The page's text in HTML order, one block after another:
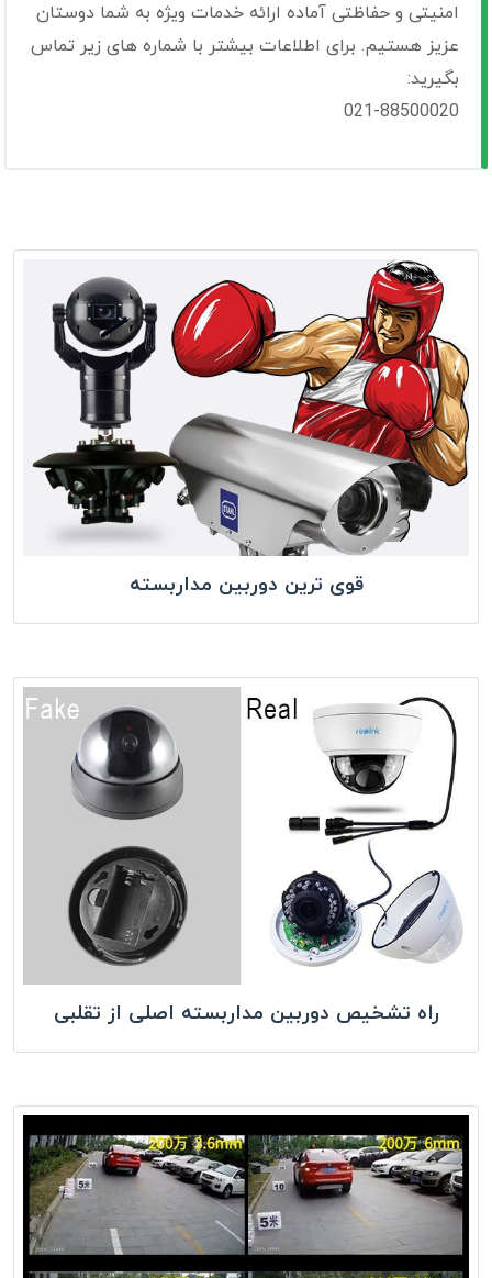
امنیتی و حفاظتی آماده ارائه خدمات ویژه به شما دوستان
عزیز هستیم. برای اطلاعات بیشتر با شماره های زیر تماس
بگیرید:
021-88500020
قوی ترین دوربین مداربسته
راه تشخیص دوربین مداربسته اصلی از تقلبی